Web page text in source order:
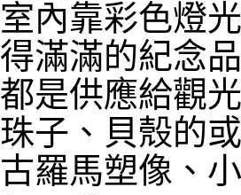
室內靠彩色燈
得滿滿的紀念
都是供應給觀
珠子、貝殼的
古羅馬塑像、